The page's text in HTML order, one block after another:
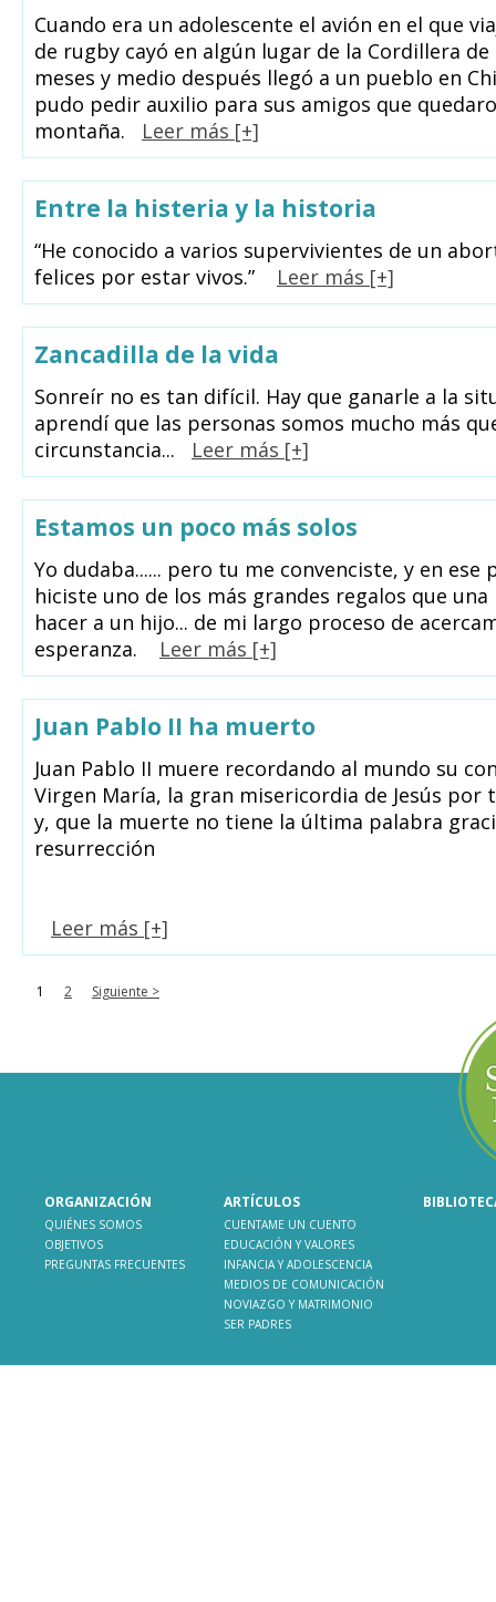
Cuando era un adolescente el avión en el que
de rugby cayó en algún lugar de la Cordillera de
meses y medio después llegó a un pueblo en
pudo pedir auxilio para sus amigos que
montaña.
Leer más [+]
Entre la histeria y la historia
“He conocido a varios supervivientes de un
felices por estar vivos.”
Leer más [+]
Zancadilla de la vida
Sonreír no es tan difícil. Hay que ganarle a la
aprendí que las personas somos mucho más
circunstancia...
Leer más [+]
Estamos un poco más solos
Yo dudaba...... pero tu me convenciste, y en ese
hiciste uno de los más grandes regalos que
hacer a un hijo... de mi largo proceso de
esperanza.
Leer más [+]
Juan Pablo II ha muerto
Juan Pablo II muere recordando al mundo su
Virgen María, la gran misericordia de Jesús por
y, que la muerte no tiene la última palabra
resurrección
Leer más [+]
1 2 Siguiente >
ORGANIZACIÓN
QUIÉNES SOMOS
OBJETIVOS
PREGUNTAS FRECUENTES
ARTÍCULOS
CUENTAME UN CUENTO
EDUCACIÓN Y VALORES
INFANCIA Y ADOLESCENCIA
MEDIOS DE COMUNICACIÓN
NOVIAZGO Y MATRIMONIO
SER PADRES